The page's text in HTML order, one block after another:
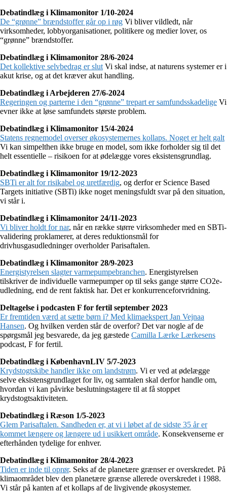
Debatindlæg i Klimamonitor 1/10-2024
De “grønne” brændstoffer går op i røg Vi bliver vildledt, når
virksomheder, lobbyorganisationer, politikere og medier lover, os
“grønne” brændstoffer.
Debatindlæg i Klimamonitor 28/6-2024
Det kollektive selvbedrag er slut Vi skal indse, at naturens systemer er i
akut krise, og at det kræver akut handling.
Debatindlæg i Arbejderen 27/6-2024
Regeringen og parterne i den “grønne” trepart er samfundsskadelige Vi
evner ikke at løse samfundets største problem.
Debatindlæg i Klimamonitor 15/4-2024
Statens regnemodel overser økosystemernes kollaps. Noget er helt galt
Vi kan simpelthen ikke bruge en model, som ikke forholder sig til det
helt essentielle – risikoen for at ødelægge vores eksistensgrundlag.
Debatindlæg i Klimamonitor 19/12-2023
SBTi er alt for risikabel og uretfærdig, og derfor er Science Based
Targets initiative (SBTi) ikke noget meningsfuldt svar på den situation,
vi står i.
Debatindlæg i Klimamonitor 24/11-2023
Vi bliver holdt for nar, når en række større virksomheder med en SBTi-
validering proklamerer, at deres reduktionsmål for
drivhusgasudledninger overholder Parisaftalen.
Debatindlæg i Klimamonitor 28/9-2023
Energistyrelsen slagter varmepumpebranchen. Energistyrelsen
tilskriver de individuelle varmepumper op til seks gange større CO2e-
udledning, end de rent faktisk har. Det er konkurrenceforvridning.
Deltagelse i podcasten F for fertil september 2023
Er fremtiden værd at sætte børn i? Med klimaekspert Jan Vejnaa
Hansen. Og hvilken verden står de overfor? Det var nogle af de
spørgsmål jeg besvarede, da jeg gæstede Camilla Lærke Lærkesens
podcast, F for fertil.
Debatindlæg i KøbenhavnLIV 5/7-2023
Krydstogtskibe handler ikke om landstrøm. Vi er ved at ødelægge
selve eksistensgrundlaget for liv, og samtalen skal derfor handle om,
hvordan vi kan påvirke beslutningstagere til at få stoppet
krydstogtsaktiviteten.
Debatindlæg i Ræson 1/5-2023
Glem Parisaftalen. Sandheden er, at vi i løbet af de sidste 35 år er
kommet længere og længere ud i usikkert område. Konsekvenserne er
efterhånden tydelige for enhver.
Debatindlæg i Klimamonitor 28/4-2023
Tiden er inde til oprør. Seks af de planetære grænser er overskredet. På
klimaområdet blev den planetære grænse allerede overskredet i 1988.
Vi står på kanten af et kollaps af de livgivende økosystemer.